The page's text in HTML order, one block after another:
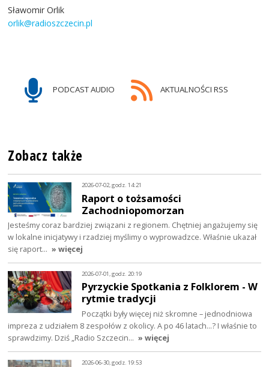
Sławomir Orlik
orlik@radioszczecin.pl
PODCAST AUDIO AKTUALNOŚCI RSS
Zobacz także
2026-07-02, godz. 14:21
Raport o tożsamości
Zachodniopomorzan
Jesteśmy coraz bardziej związani z regionem. Chętniej angażujemy się
w lokalne inicjatywy i rzadziej myślimy o wyprowadzce. Właśnie ukazał
się raport… » więcej
2026-07-01, godz. 20:19
Pyrzyckie Spotkania z Folklorem - W
rytmie tradycji
Początki były więcej niż skromne – jednodniowa
impreza z udziałem 8 zespołów z okolicy. A po 46 latach…? I właśnie to
sprawdzimy. Dziś „Radio Szczecin… » więcej
2026-06-30, godz. 19:53